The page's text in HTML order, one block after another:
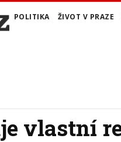
POLITIKA ŽIVOT V PRAZE
vlastní